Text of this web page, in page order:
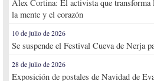
Alex Cortina: El activista que transforma
la mente y el corazón
10 de julio de 2026
Se suspende el Festival Cueva de Nerja
28 de julio de 2026
Exposición de postales de Navidad de